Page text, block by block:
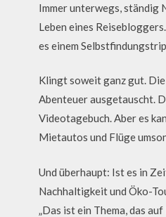
Immer unterwegs, ständig
Leben eines
es einem
Klingt soweit ganz gut. Die
Abenteuer ausgetauscht.
Videotagebuch. Aber es
Mietautos und Flüge
Und überhaupt: Ist es in
Nachhaltigkeit und Öko-
„Das ist ein Thema, das